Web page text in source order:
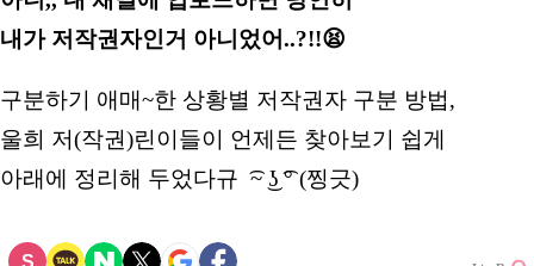
내가 저작권자인거 아니었어..?!!😫
구분하기 애매~한 상황별 저작권자 구분 방법,
울희 저(작권)린이들이 언제든 찾아보기 쉽게
아래에 정리해 두었다규 ͡~ ͜ʖ ͡° (찡긋)